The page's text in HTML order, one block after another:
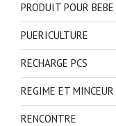
PRODUIT POUR BEBE
PUERICULTURE
RECHARGE PCS
REGIME ET MINCEUR
RENCONTRE